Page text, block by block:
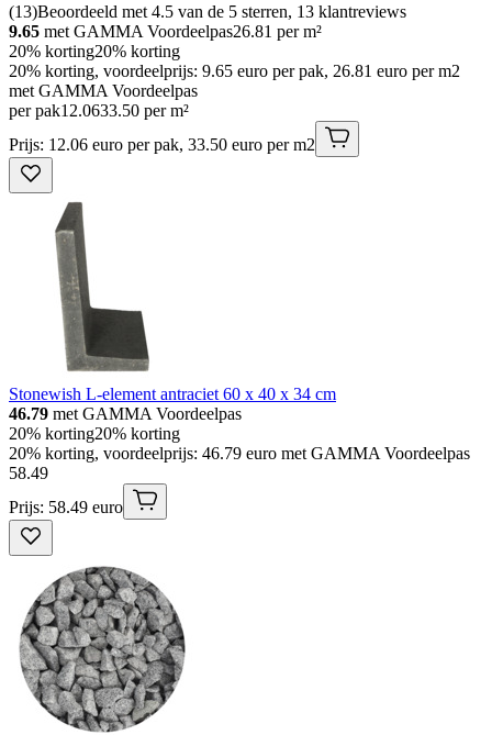
(13)Beoordeeld met 4.5 van de 5 sterren, 13 klantreviews
9.65 met GAMMA Voordeelpas26.81 per m²
20% korting20% korting
20% korting, voordeelprijs: 9.65 euro per pak, 26.81 euro per m2
met GAMMA Voordeelpas
per pak12.0633.50 per m²
Prijs: 12.06 euro per pak, 33.50 euro per m2
Stonewish L-element antraciet 60 x 40 x 34 cm
46.79 met GAMMA Voordeelpas
20% korting20% korting
20% korting, voordeelprijs: 46.79 euro met GAMMA Voordeelpas
58.49
Prijs: 58.49 euro